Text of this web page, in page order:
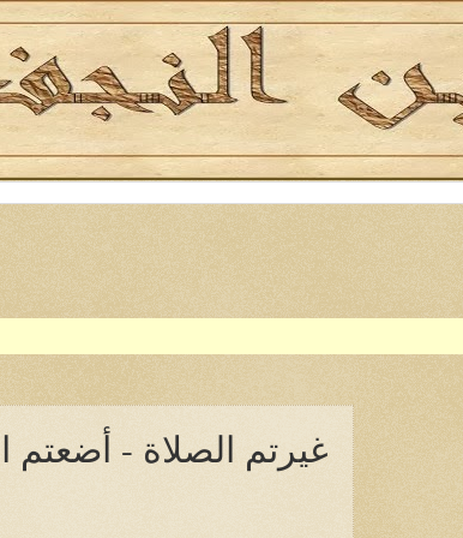
غيرتم الصلاة - أضعتم